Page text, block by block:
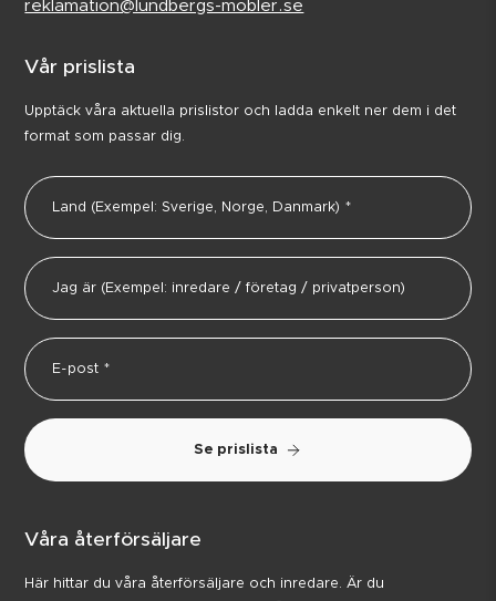
reklamation@lundbergs-mobler.se
Vår prislista
Upptäck våra aktuella prislistor och ladda enkelt ner dem i det
format som passar dig.
Se prislista
Våra återförsäljare
Här hittar du våra återförsäljare och inredare. Är du